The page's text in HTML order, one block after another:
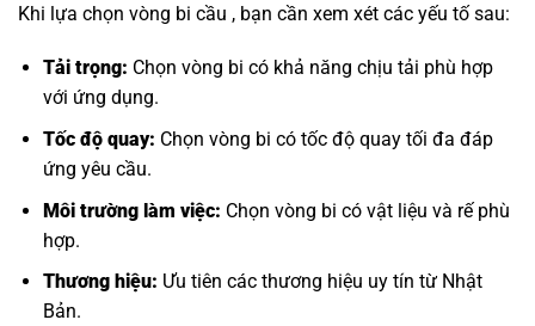
Khi lựa chọn vòng bi cầu , bạn cần xem xét các yếu tố sau:
Tải trọng: Chọn vòng bi có khả năng chịu tải phù hợp
với ứng dụng.
Tốc độ quay: Chọn vòng bi có tốc độ quay tối đa đáp
ứng yêu cầu.
Môi trường làm việc: Chọn vòng bi có vật liệu và rế phù
hợp.
Thương hiệu: Ưu tiên các thương hiệu uy tín từ Nhật
Bản.